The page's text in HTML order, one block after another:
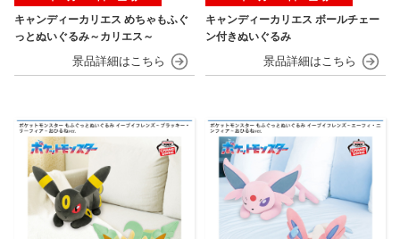
キャンディーカリエス めちゃもふぐ
っとぬいぐるみ～カリエス～
キャンディーカリエス ボールチェー
ン付きぬいぐるみ